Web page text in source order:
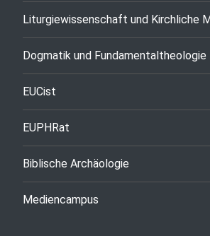
Liturgiewissenschaft und Kirchliche
Dogmatik und Fundamentaltheologie
EUCist
EUPHRat
Biblische Archäologie
Mediencampus